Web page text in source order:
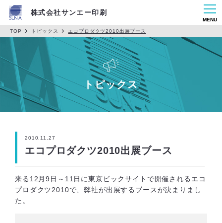
株式会社サンエー印刷
MENU
TOP トピックス エコプロダクツ2010出展ブース
トピックス
2010.11.27
エコプロダクツ2010出展ブース
来る12月9日～11日に東京ビックサイトで開催されるエコ
プロダクツ2010で、弊社が出展するブースが決まりまし
た。